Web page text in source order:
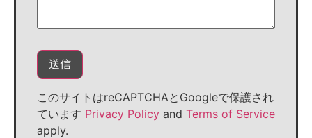
このサイトはreCAPTCHAとGoogleで保護され
ています Privacy Policy and Terms of Service
apply.